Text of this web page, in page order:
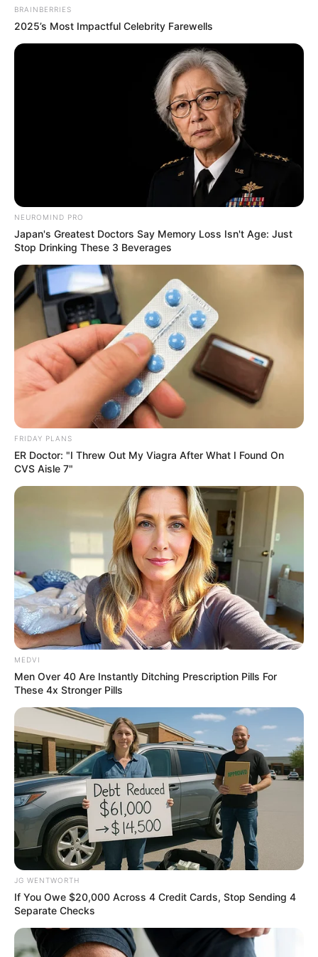
ราศี เมษ (13 เม.ย. – 13 พ.ค.) จะพบรักกับคนใกล้ตัว
ต้องบอกก่อนว่าคนใกล้ตัว คำว่าคนใกล้ตัวนั้นคือใครบ้าง ก็
เพื่อน ผู้ร่วมงาน คนใกล้ชิดสนิทสนม ถามว่าจะเกิดในช่วง
ไหนสำหรับความรักแบบนี้ ก็ช่วงปลายปีเดือน ธ.ค. ไปจนถึง
ทั้งนี้สาเหตุที่เป็นแบบนี้ก็เพราะดาวพุธซึ่งเป็นดาวเจ้าเรือน
เพื่อนโคจรบนท้องฟ้าไปสัมพันธ์กับดาวศุกร์ซึ่งแปลว่าคู่
ครอง หุ้นส่วน เพราะฉะนั้นชาว ราศีเมษ ที่โสดส่วนใหญ่จะ
มีโอกาสที่จะอยู่ใกล้ชิดกับเพื่อน เผลอไปเผลอมาเพื่อนกลับ
กลายมาเป็นสามีหรือภรรยาเราโดยไม่รู้ตัว หรือว่ามีโอกาส
มาครองรัก ครองรสได้มีความสุข
ดวงความรัก ดูดวง ดูดวง12ราศี ดูดวงความรัก
พบรักกับคนใกล้ตัว
รักคนใกล้ตัว
เจ้าหมอดู
เนื้อหาที่ได้รับการโปรโมต
Japan's Oldest Doctors Say Memory Loss Isn't
Age: Just Stop Drinking These 3 Beverages
NEUROMIND PRO
BRAINBERRIES
2025’s Most Impactful Celebrity Farewells
NEUROMIND PRO
Japan's Greatest Doctors Say Memory Loss Isn't Age: Just
Stop Drinking These 3 Beverages
FRIDAY PLANS
ER Doctor: "I Threw Out My Viagra After What I Found On
CVS Aisle 7"
MEDVI
Men Over 40 Are Instantly Ditching Prescription Pills For
These 4x Stronger Pills
JG WENTWORTH
If You Owe $20,000 Across 4 Credit Cards, Stop Sending 4
Separate Checks